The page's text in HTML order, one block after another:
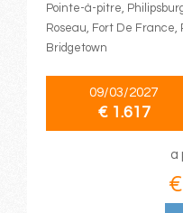
Pointe-à-pitre,
Roseau, Fort De
Bridgetown
09/03/2027
€ 1.617
a